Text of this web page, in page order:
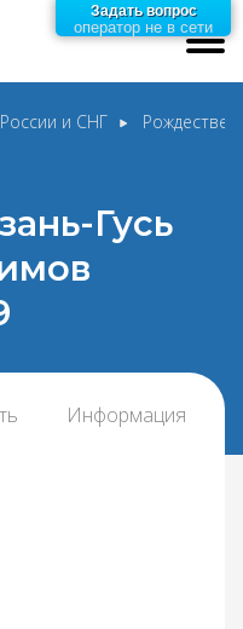
и СНГ
Гусь
Информация
Задать вопрос
оператор не в сети